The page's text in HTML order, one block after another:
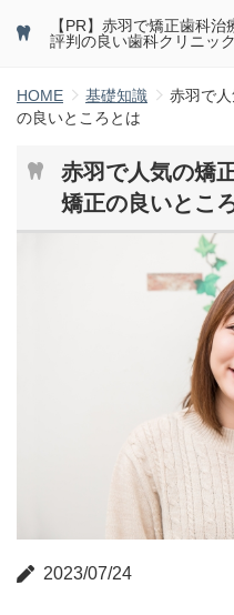
【PR】赤羽で矯正歯科治
評判の良い歯科クリニッ
HOME 基礎知識
赤羽で
の良いところとは
赤羽で人気の矯
矯正の良いとこ
2023/07/24